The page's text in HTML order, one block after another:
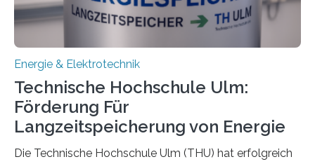
Energie & Elektrotechnik
Technische Hochschule Ulm:
Förderung Für
Langzeitspeicherung von Energie
Die Technische Hochschule Ulm (THU) hat erfolgreich